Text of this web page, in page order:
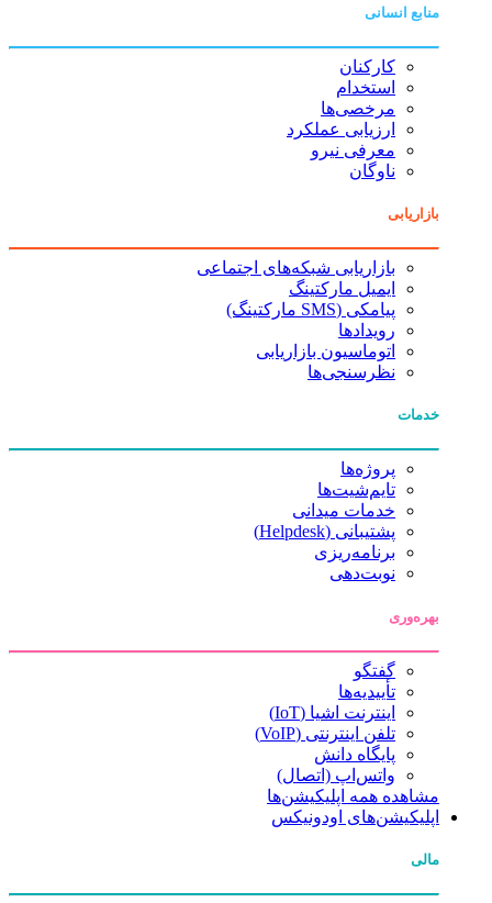
منابع انسانی
کارکنان
استخدام
مرخصی‌ها
ارزیابی عملکرد
معرفی نیرو
ناوگان
بازاریابی
بازاریابی شبکه‌های اجتماعی
ایمیل مارکتینگ
پیامکی (SMS مارکتینگ)
رویدادها
اتوماسیون بازاریابی
نظرسنجی‌ها
خدمات
پروژه‌ها
تایم‌شیت‌ها
خدمات میدانی
پشتیبانی (Helpdesk)
برنامه‌ریزی
نوبت‌دهی
بهره‌وری
گفتگو
تأییدیه‌ها
اینترنت اشیا (IoT)
تلفن اینترنتی (VoIP)
پایگاه دانش
واتس‌اپ (اتصال)
مشاهده همه اپلیکیشن‌ها
اپلیکیشن‌های اودونیکس
مالی